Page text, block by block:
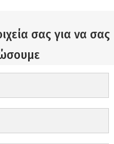
σας για να σας